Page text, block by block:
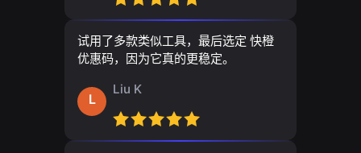
试用了多款类似工具，最后选定 快橙
优惠码，因为它真的更稳定。
L
Liu K